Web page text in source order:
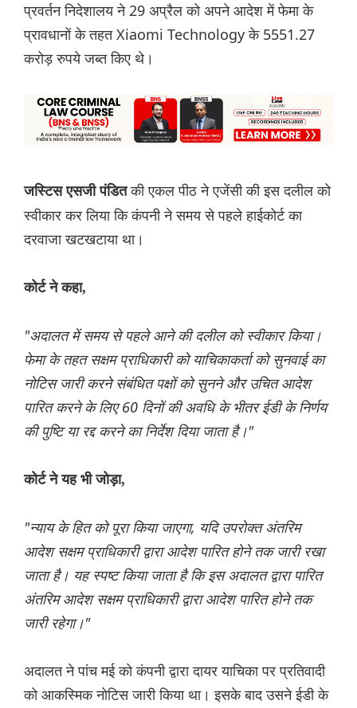
प्रवर्तन निदेशालय ने 29 अप्रैल को अपने आदेश में फेमा के
प्रावधानों के तहत Xiaomi Technology के 5551.27
करोड़ रुपये जब्त किए थे।
जस्टिस एसजी पंडितकी एकल पीठ ने एजेंसी की इस दलील को
स्वीकार कर लिया कि कंपनी ने समय से पहले हाईकोर्ट का
दरवाजा खटखटाया था।
कोर्ट ने कहा,
"अदालत में समय से पहले आने की दलील को स्वीकार किया।
फेमा के तहत सक्षम प्राधिकारी को याचिकाकर्ता को सुनवाई का
नोटिस जारी करने संबंधित पक्षों को सुनने और उचित आदेश
पारित करने के लिए 60 दिनों की अवधि के भीतर ईडी के निर्णय
की पुष्टि या रद्द करने का निर्देश दिया जाता है।"
कोर्ट ने यह भी जोड़ा,
"न्याय के हित को पूरा किया जाएगा, यदि उपरोक्त अंतरिम
आदेश सक्षम प्राधिकारी द्वारा आदेश पारित होने तक जारी रखा
जाता है। यह स्पष्ट किया जाता है कि इस अदालत द्वारा पारित
अंतरिम आदेश सक्षम प्राधिकारी द्वारा आदेश पारित होने तक
जारी रहेगा।"
अदालत ने पांच मई को कंपनी द्वारा दायर याचिका पर प्रतिवादी
को आकस्मिक नोटिस जारी किया था। इसके बाद उसने ईडी के